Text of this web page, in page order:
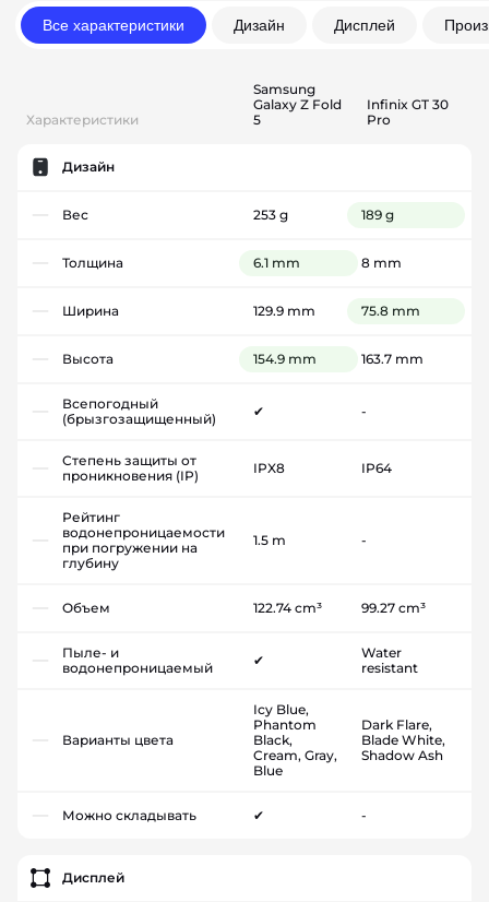
Все характеристики Дизайн Дисплей
Характеристики
Samsung
Galaxy Z Fold
5
Infinix GT 30
Pro
Дизайн
Вес 253 g 189 g
Толщина 6.1 mm 8 mm
Ширина 129.9 mm 75.8 mm
Высота 154.9 mm 163.7 mm
Всепогодный
(брызгозащищенный)
✔ -
Степень защиты от
проникновения (IP)
IPX8 IP64
Рейтинг
водонепроницаемости
при погружении на
глубину
1.5 m -
Объем 122.74 cm³ 99.27 cm³
Пыле- и
водонепроницаемый
✔
Water
resistant
Варианты цвета
Icy Blue,
Phantom
Black,
Cream, Gray,
Blue
Dark Flare,
Blade White,
Shadow Ash
Можно складывать ✔ -
Дисплей